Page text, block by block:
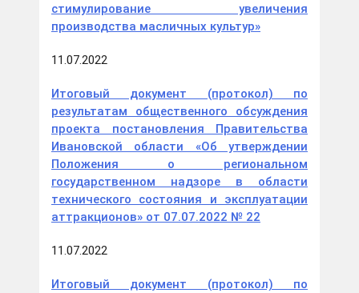
стимулирование увеличения
производства масличных культур»
11.07.2022
Итоговый документ (протокол) по
результатам общественного обсуждения
проекта постановления Правительства
Ивановской области «Об утверждении
Положения о региональном
государственном надзоре в области
технического состояния и эксплуатации
аттракционов» от 07.07.2022 № 22
11.07.2022
Итоговый документ (протокол) по